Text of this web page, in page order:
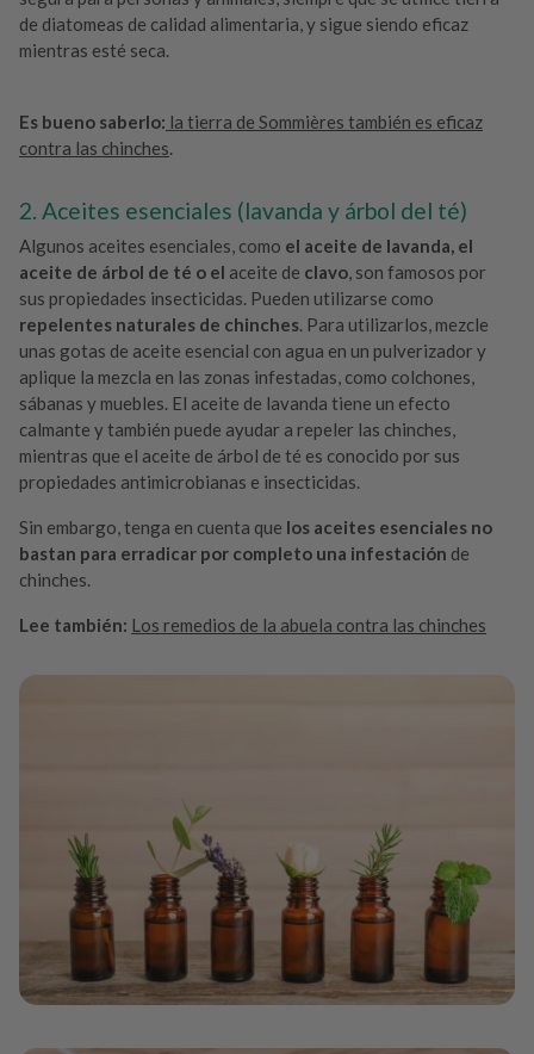
de diatomeas de calidad alimentaria, y sigue siendo eficaz
mientras esté seca.
Es bueno saberlo: la tierra de Sommières también es eficaz
contra las chinches
2. Aceites esenciales (lavanda y árbol del té)
Algunos aceites esenciales, como el aceite de lavanda, el
aceite de árbol de té o el aceite de clavo , son famosos por
sus propiedades insecticidas. Pueden utilizarse como
repelentes naturales de chinches . Para utilizarlos, mezcle
unas gotas de aceite esencial con agua en un pulverizador y
aplique la mezcla en las zonas infestadas, como colchones,
sábanas y muebles. El aceite de lavanda tiene un efecto
calmante y también puede ayudar a repeler las chinches,
mientras que el aceite de árbol de té es conocido por sus
propiedades antimicrobianas e insecticidas.
Sin embargo, tenga en cuenta que los aceites esenciales no
bastan para erradicar por completo una infestación de
chinches.
Lee también: Los remedios de la abuela contra las chinches